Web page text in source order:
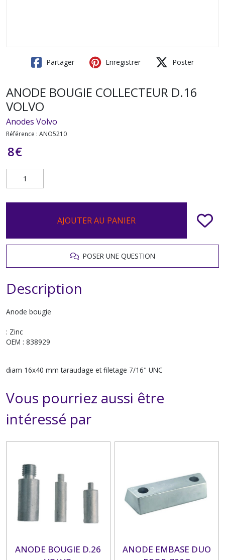
Partager Enregistrer Poster
ANODE BOUGIE COLLECTEUR D.16
VOLVO
Anodes Volvo
Référence : ANO5210
8€
AJOUTER AU PANIER
POSER UNE QUESTION
Description
Anode bougie
: Zinc
OEM : 838929
diam 16x40 mm taraudage et filetage 7/16" UNC
Vous pourriez aussi être
intéressé par
ANODE BOUGIE D.26
ANODE EMBASE DUO